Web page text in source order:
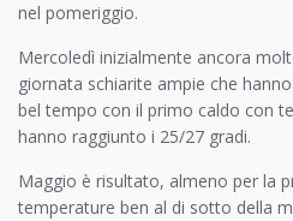
nel pomeriggio.
Mercoledì inizialmente ancora
giornata schiarite ampie che
bel tempo con il primo caldo con
hanno raggiunto i 25/27 gradi.
Maggio è risultato, almeno per la
temperature ben al di sotto della